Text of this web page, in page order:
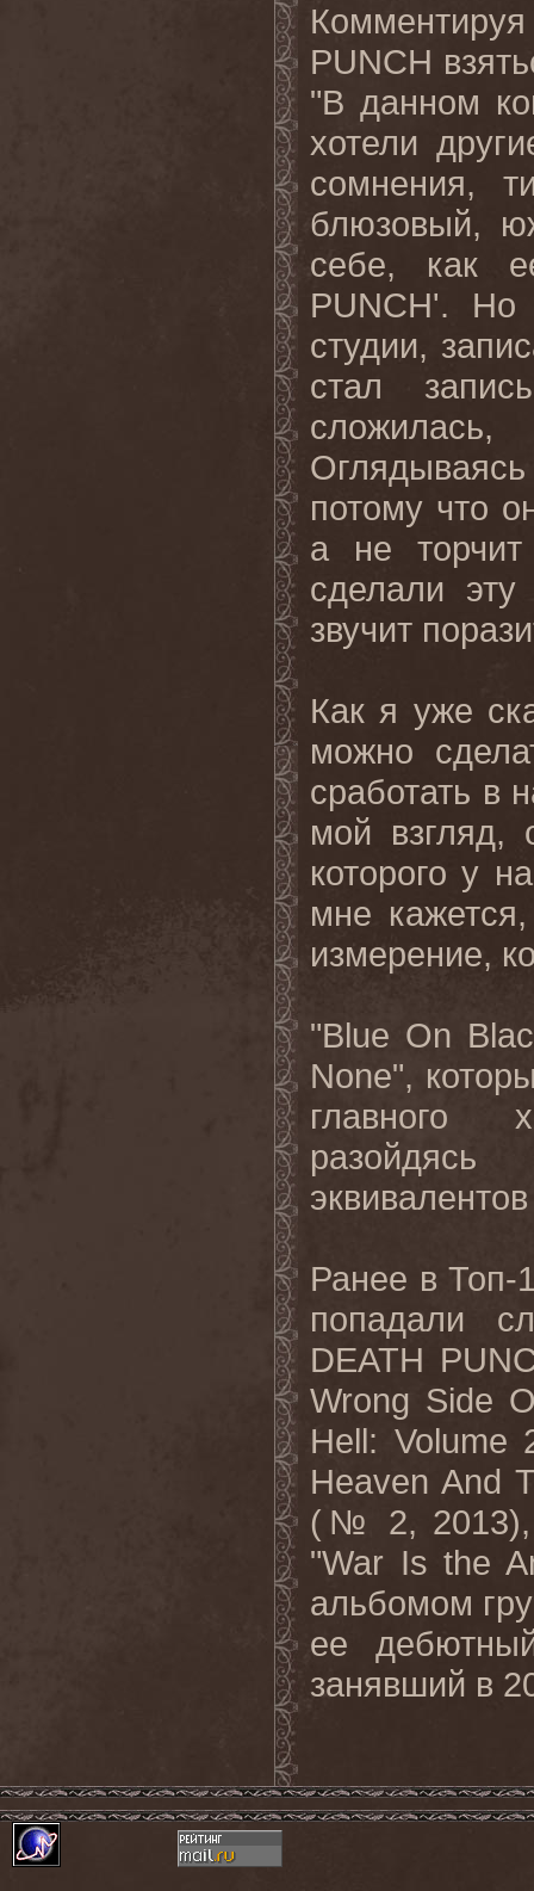
PUNCH
"В данном
хотели
сомнения,
блюзовый,
себе, как
PUNCH'. Но
студии,
стал
потому что
а не
сделали
эту
звучит
Как я уже
можно
сработать в
мой взгляд,
которого у
мне
измерение,
"Blue On
None",
главного
Ранее в Топ-
попадали
DEATH
Wrong Side
Hell:
Heaven And
(№ 2, 2013),
"War Is the
альбомом
ее
занявший в